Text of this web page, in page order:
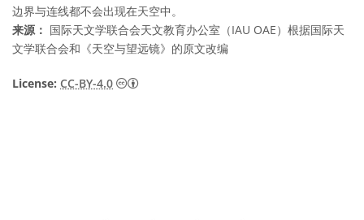
边界与连线都不会出现在天空中。
来源： 国际天文学联合会天文教育办公室（IAU OAE）根据国际天
文学联合会和《天空与望远镜》的原文改编
License: CC-BY-4.0 知识共享许可协议 署名 4.0 国际 (CC BY